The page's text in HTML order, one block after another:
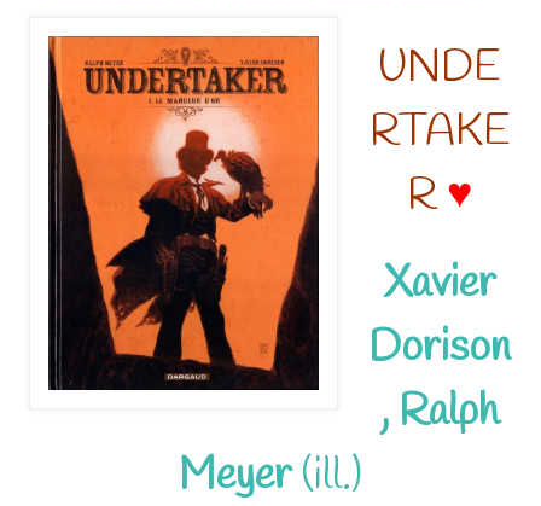
UNDE
RTAKE
R♥
Xavier
Dorison
, Ralph
Meyer(ill.)